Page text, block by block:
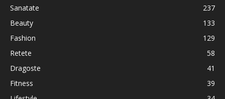
Sanatate
237
Beauty
133
Fashion
129
Retete
58
Dragoste
41
Fitness
39